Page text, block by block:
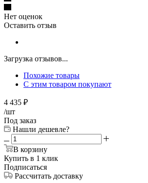
Нет оценок
Оставить отзыв
Загрузка отзывов...
Похожие товары
С этим товаром покупают
4 435 ₽
/шт
Под заказ
Нашли дешевле?
В корзину
Купить в 1 клик
Подписаться
Рассчитать доставку